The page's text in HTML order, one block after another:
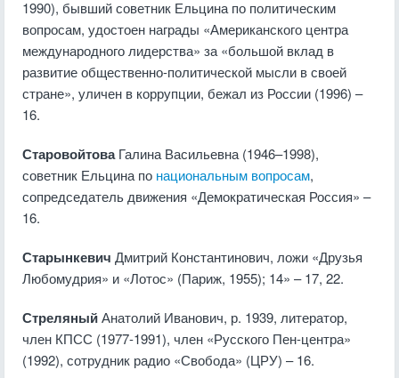
1990), бывший советник Ельцина по политическим
вопросам, удостоен награды «Американского центра
международного лидерства» за «большой вклад в
развитие общественно-политической мысли в своей
стране», уличен в коррупции, бежал из России (1996) –
16.
СтаровойтоваГалина Васильевна (1946–1998),
советник Ельцина по национальным вопросам,
сопредседатель движения «Демократическая Россия» –
16.
Старынкевич Дмитрий Константинович, ложи «Друзья
Любомудрия» и «Лотос» (Париж, 1955); 14» – 17, 22.
СтреляныйАнатолий Иванович, р. 1939, литератор,
член КПСС (1977-1991), член «Русского Пен-центра»
(1992), сотрудник радио «Свобода» (ЦРУ) – 16.